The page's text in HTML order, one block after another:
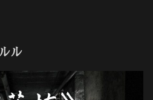
ル